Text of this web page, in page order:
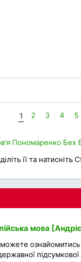
1 2 3 4 5
Пономаренко Бех
її та натисніть
мова
підсумкової